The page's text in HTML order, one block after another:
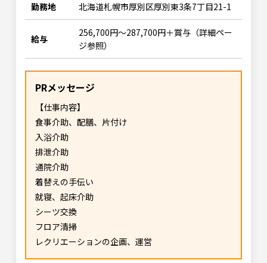
勤務地 北海道札幌市厚別区厚別東3条7丁目21-1
給与
256,700円～287,700円＋賞与（詳細ペー
ジ参照）
PRメッセージ
【仕事内容】
食事介助、配膳、片付け
入浴介助
排泄介助
通院介助
着替えの手伝い
就寝、起床介助
シーツ交換
フロア清掃
レクリエーションの企画、運営